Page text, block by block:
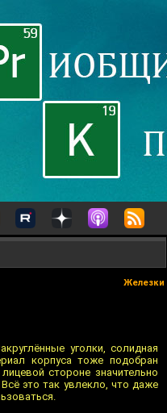
Железки
уголки, солидная
корпуса тоже подобран
стороне значительно
это так увлекло, что даже